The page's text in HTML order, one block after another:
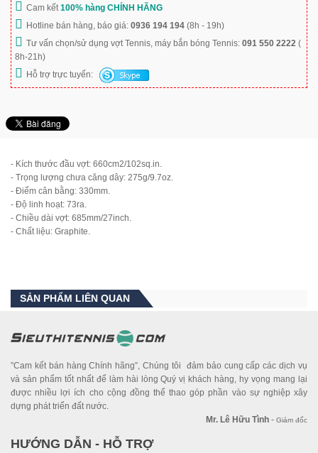
Cam kết100% hàng CHÍNH HÃNG
Hotline bán hàng, báo giá: 0936 194 194 (8h - 19h)
Tư vấn chọn/sử dụng vợt Tennis, máy bắn bóng Tennis: 091 550 2222 (
8h-21h)
Hỗ trợ trực tuyến:
- Kích thước đầu vợt: 660cm2/102sq.in.
- Trọng lượng chưa căng dây: 275g/9.7oz.
- Điểm cân bằng: 330mm.
- Độ linh hoạt: 73ra.
- Chiều dài vợt: 685mm/27inch.
- Chất liệu: Graphite.
SẢN PHẨM LIÊN QUAN
”Cam kết bán hàng Chính hãng”, Chúng tôi đảm bảo cung cấp các dịch vụ
và sản phẩm tốt nhất để làm hài lòng Quý vị khách hàng, hy vọng mang lại
được nhiều lợi ích cho cộng đồng thể thao góp phần vào sự nghiệp xây
dựng phát triển đất nước.
Mr. Lê Hữu Tình - Giám đốc
HƯỚNG DẪN - HỖ TRỢ